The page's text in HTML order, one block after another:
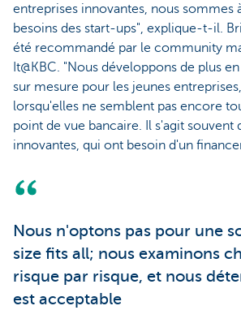
entreprises innovantes, nous sommes
besoins des start-ups", explique-t-il.
été recommandé par le community
It@KBC. "Nous développons de plus
sur mesure pour les jeunes
lorsqu'elles ne semblent pas encore
point de vue bancaire. Il s'agit souvent
innovantes, qui ont besoin d'un
Nous n'optons pas pour une
size fits all; nous examinons
risque par risque, et nous
est acceptable